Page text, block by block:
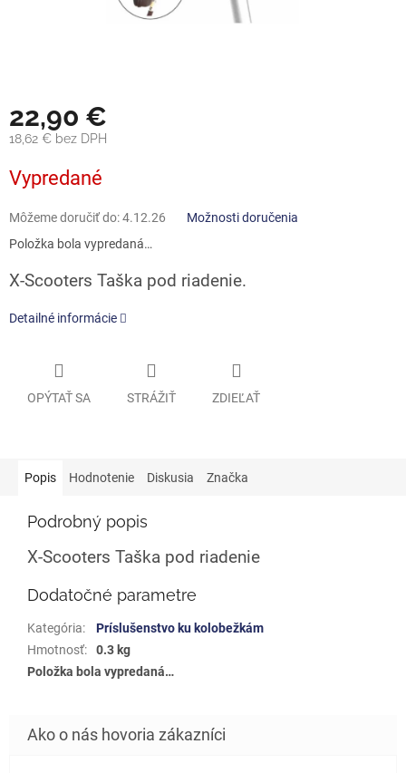
22,90 €
18,62 € bez DPH
cena:
Vypredané
Môžeme doručiť do:4.12.26
Možnosti doručenia
Položka bola vypredaná…
X-Scooters Taška pod riadenie.
Detailné informácie
OPÝTAŤ SA STRÁŽIŤ ZDIEĽAŤ
Popis Hodnotenie Diskusia Značka
Podrobný popis
X-Scooters Taška pod riadenie
Dodatočné parametre
Kategória:
Príslušenstvo ku kolobežkám
Hmotnosť:
0.3 kg
Položka bola vypredaná…